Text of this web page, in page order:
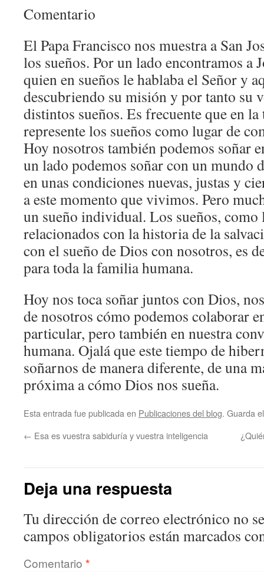
Comentario
El Papa Francisco nos muestra a San
los sueños. Por un lado encontramos a
quien en sueños le hablaba el Señor y
descubriendo su misión y por tanto su
distintos sueños. Es frecuente que en
represente los sueños como lugar de
Hoy nosotros también podemos soñar
un lado podemos soñar con un mundo
en unas condiciones nuevas, justas y
a este momento que vivimos. Pero
un sueño individual. Los sueños, como
relacionados con la historia de la
con el sueño de Dios con nosotros, es
para toda la familia humana.
Hoy nos toca soñar juntos con Dios,
de nosotros cómo podemos colaborar
particular, pero también en nuestra
humana. Ojalá que este tiempo de
soñarnos de manera diferente, de una
próxima a cómo Dios nos sueña.
Esta entrada fue publicada en Publicaciones del blog. Guarda
← Esa es vuestra sabiduría y vuestra inteligencia
Deja una respuesta
Tu dirección de correo electrónico no
campos obligatorios están marcados
Comentario *